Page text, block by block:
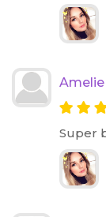
Amelie
Super